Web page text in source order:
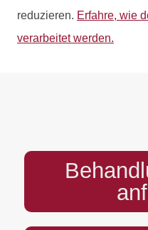
reduzieren. Erfahre, wie
verarbeitet werden.